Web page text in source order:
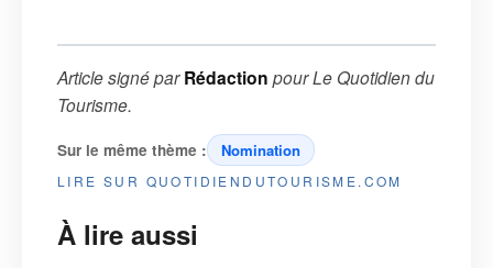
Article signé parRédaction pourLe Quotidien du
Tourisme.
Sur le même thème : Nomination
LIRE SUR QUOTIDIENDUTOURISME.COM
À lire aussi